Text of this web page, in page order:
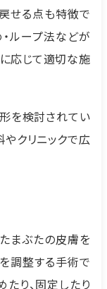
せる点も特徴で
ループ法などが
応じて適切な施
を検討されてい
クリニックで広
まぶたの皮膚を
調整する手術で
り、固定したり